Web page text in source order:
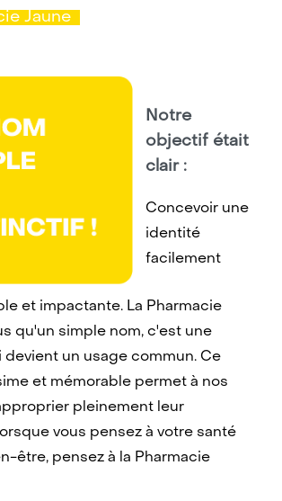
Jaune
Notre
objectif était
clair :
Concevoir une
identité
facilement
et impactante. La Pharmacie
qu'un simple nom, c'est une
un usage commun. Ce
et mémorable permet à nos
pleinement leur
vous pensez à votre santé
être, pensez à la Pharmacie